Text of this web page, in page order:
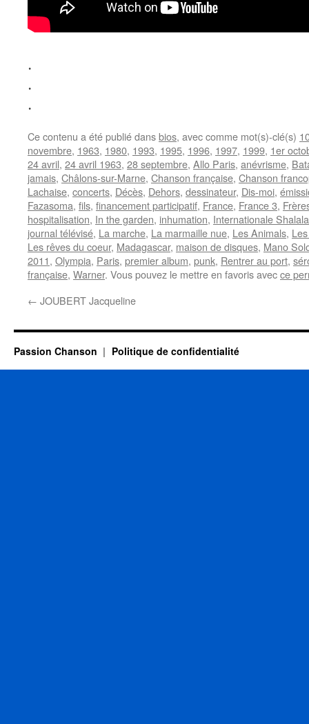
.
.
.
Ce contenu a été publié dansbios, avec comme mot(s)-clé(s)
novembre, 1963, 1980, 1993, 1995, 1996, 1997, 1999, 1er
24 avril, 24 avril 1963, 28 septembre, Allo Paris, anévrisme,
jamais, Châlons-sur-Marne, Chanson française, Chanson
Lachaise, concerts, Décès, Dehors, dessinateur, Dis-moi,
Fazasoma, fils, financement participatif, France, France 3,
hospitalisation, In the garden, inhumation, Internationale Shalala
journal télévisé, La marche, La marmaille nue, Les Animals,
Les rêves du coeur, Madagascar, maison de disques, Mano
2011, Olympia, Paris, premier album, punk, Rentrer au port,
française, Warner. Vous pouvez le mettre en favoris avecce
← JOUBERT Jacqueline
Passion Chanson Politique de confidentialité